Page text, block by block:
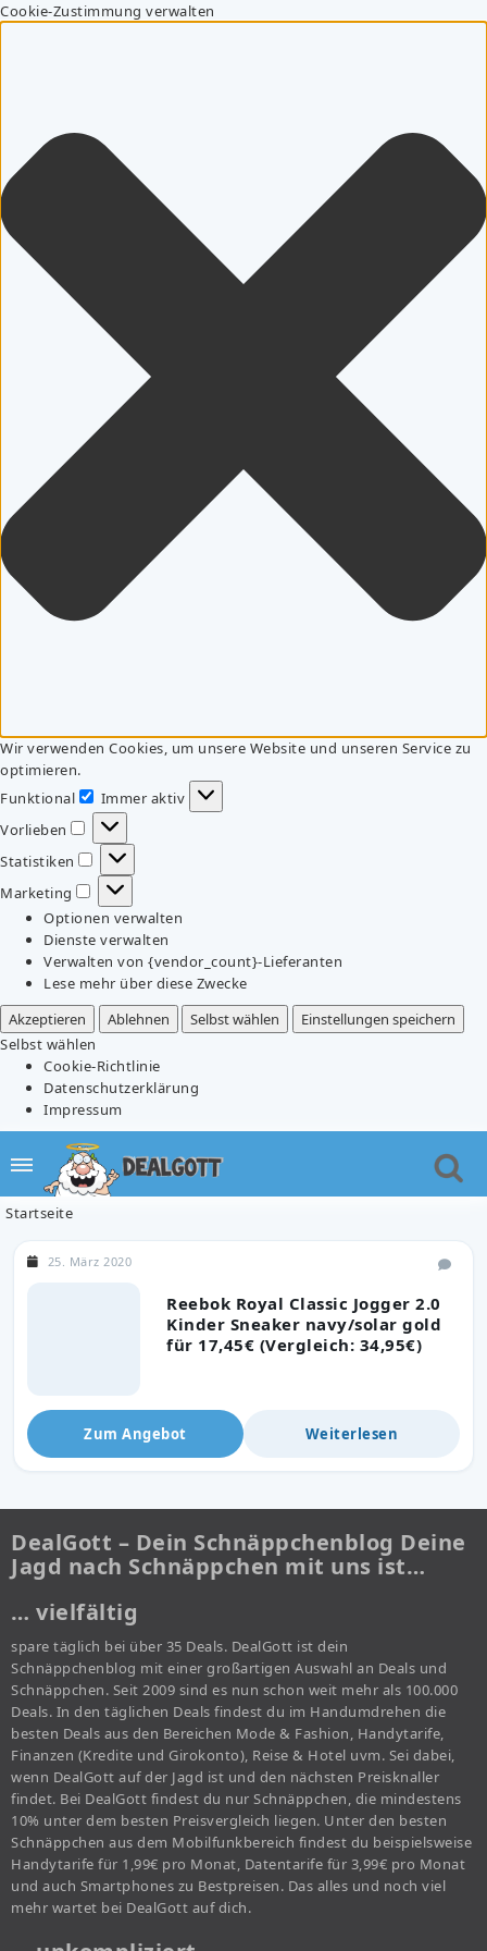
Cookie-Zustimmung verwalten
Wir verwenden Cookies, um unsere Website und unseren Service zu
optimieren.
Funktional
Funktional
Immer aktiv
Vorlieben
Vorlieben
Statistiken
Statistiken
Marketing
Marketing
Optionen verwalten
Dienste verwalten
Verwalten von {vendor_count}-Lieferanten
Lese mehr über diese Zwecke
Akzeptieren
Ablehnen Selbst wählen
Einstellungen speichern
Selbst wählen
Cookie-Richtlinie
Datenschutzerklärung
Impressum
Startseite
Reebok Royal Classic Jogger 2.0
Kinder Sneaker navy/solar gold
für 17,45€ (Vergleich: 34,95€)
25. März 2020
Zum Angebot Weiterlesen
DealGott – Dein Schnäppchenblog Deine
Jagd nach Schnäppchen mit uns ist…
… vielfältig
spare täglich bei über 35 Deals. DealGott ist dein
Schnäppchenblog mit einer großartigen Auswahl an Deals und
Schnäppchen. Seit 2009 sind es nun schon weit mehr als 100.000
Deals. In den täglichen Deals findest du im Handumdrehen die
besten Deals aus den Bereichen Mode & Fashion, Handytarife,
Finanzen (Kredite und Girokonto), Reise & Hotel uvm. Sei dabei,
wenn DealGott auf der Jagd ist und den nächsten Preisknaller
findet. Bei DealGott findest du nur Schnäppchen, die mindestens
10% unter dem besten Preisvergleich liegen. Unter den besten
Schnäppchen aus dem Mobilfunkbereich findest du beispielsweise
Handytarife für 1,99€ pro Monat, Datentarife für 3,99€ pro Monat
und auch Smartphones zu Bestpreisen. Das alles und noch viel
mehr wartet bei DealGott auf dich.